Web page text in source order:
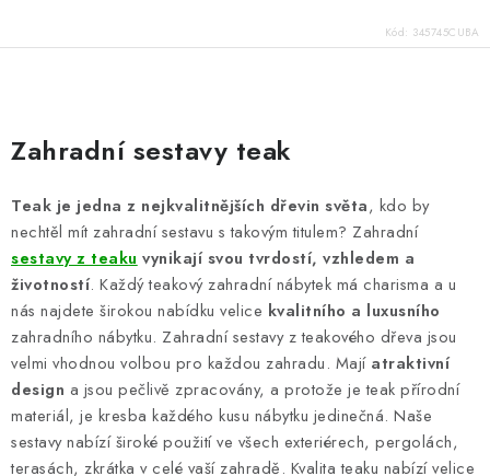
Kód: 345745CUBA
v
l
á
d
a
c
í
p
r
v
k
y
Zahradní sestavy teak
Teak je jedna z nejkvalitnějších dřevin světa, kdo by
nechtěl mít zahradní sestavu s takovým titulem? Zahradní
sestavy z teaku vynikají svou tvrdostí, vzhledem a
životností. Každý teakový zahradní nábytek má charisma a u
nás najdete širokou nabídku velice kvalitního a luxusního
zahradního nábytku. Zahradní sestavy z teakového dřeva jsou
velmi vhodnou volbou pro každou zahradu. Mají atraktivní
design a jsou pečlivě zpracovány, a protože je teak přírodní
materiál, je kresba každého kusu nábytku jedinečná. Naše
sestavy nabízí široké použití ve všech exteriérech, pergolách,
terasách, zkrátka v celé vaší zahradě. Kvalita teaku nabízí velice